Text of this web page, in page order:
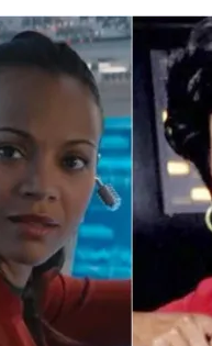
BOX DELUXE DO ANO 5 DA COLEÇÃO
SNW 4×02: THE GRIFFIN INCIDENT
AVALIE E COMENTE SNW 4×03: HUMAN
BALDE DO ODO #122 CHILDREN OF TIME